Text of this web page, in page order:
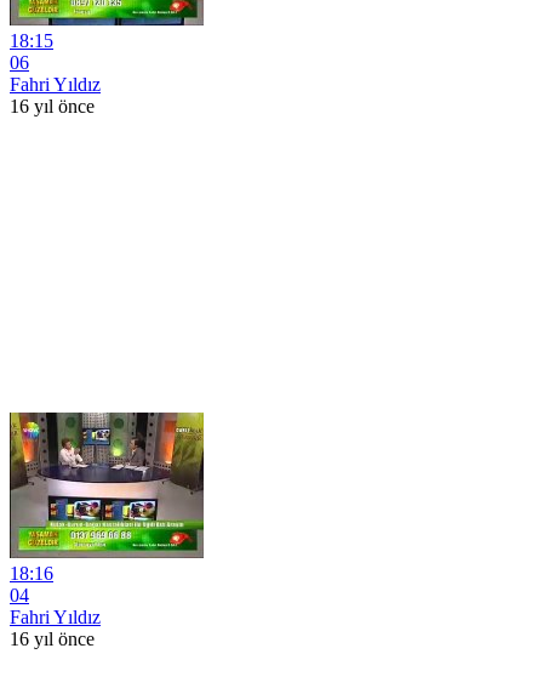
18:15
06
Fahri Yıldız
16 yıl önce
18:16
04
Fahri Yıldız
16 yıl önce